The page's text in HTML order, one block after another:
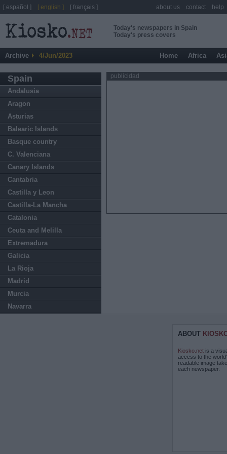
Today's newspapers in Spain
Today's press covers
Archive 4/Jun/2023 Home Africa
Spain
Andalusia
Aragon
Asturias
Balearic Islands
Basque country
C. Valenciana
Canary Islands
Cantabria
Castilla y Leon
Castilla-La Mancha
Catalonia
Ceuta and Melilla
Extremadura
Galicia
La Rioja
Madrid
Murcia
Navarra
publicidad
ABOUT
Kiosko.net is a
access to the
readable image
each newspaper.
[ español ] [ english ] [ français ] about us contact help